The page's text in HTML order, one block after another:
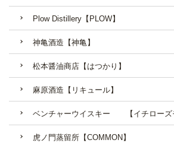
Plow Distillery【PLOW】
神亀酒造【神亀】
松本醤油商店【はつかり】
麻原酒造【リキュール】
ベンチャーウイスキー 【イチローズ
虎ノ門蒸留所【COMMON】